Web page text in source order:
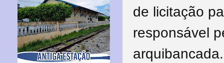
de licitação
responsável
arquibancada.